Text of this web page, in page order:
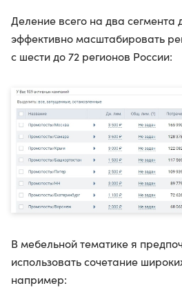
Деление всего на два сегмента
эффективно масштабировать
с шести до 72 регионов России:
В мебельной тематике я
использовать сочетание
например: